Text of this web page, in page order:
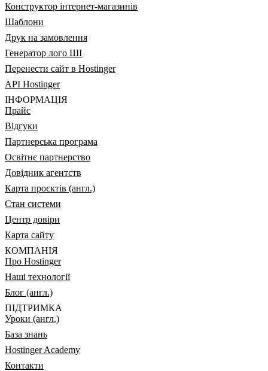
Конструктор інтернет-магазинів
Шаблони
Друк на замовлення
Генератор лого ШІ
Перенести сайт в Hostinger
API Hostinger
ІНФОРМАЦІЯ
Прайс
Відгуки
Партнерська програма
Освітнє партнерство
Довідник агентств
Карта проєктів (англ.)
Стан системи
Центр довіри
Карта сайту
КОМПАНІЯ
Про Hostinger
Наші технології
Блог (англ.)
ПІДТРИМКА
Уроки (англ.)
База знань
Hostinger Academy
Контакти